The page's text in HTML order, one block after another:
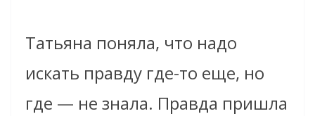
Татьяна поняла, что надо
искать правду где-то еще, но
где — не знала. Правда пришла